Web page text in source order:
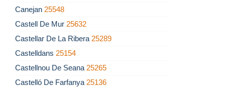
Canejan 25548
Castell De Mur 25632
Castellar De La Ribera 25289
Castelldans 25154
Castellnou De Seana 25265
Castelló De Farfanya 25136